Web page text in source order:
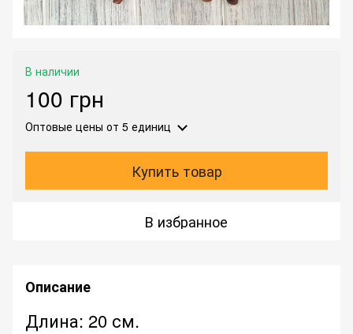
В наличии
100 грн
Оптовые цены от 5 единиц
Купить товар
В избранное
Описание
Длина: 20 см.